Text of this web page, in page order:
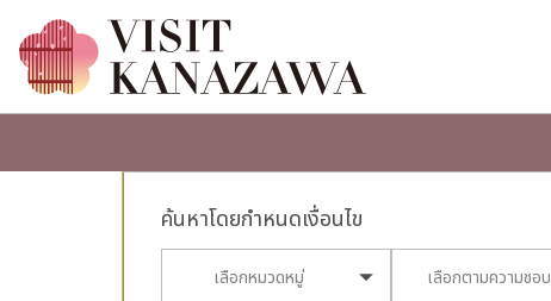
ค้นหาโดยกำหนดเงื่อนไข
เลือกหมวดหมู่ เลือกตามความชอบ